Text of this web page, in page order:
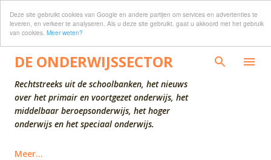
Deze site gebruikt cookies van Google en andere partijen om services en advertenties te
leveren, en verkeer te analyseren. Als u deze site gebruikt, gaat u akkoord met het gebruik
van cookies. Meer weten?
Doorgaan naar hoofdcontent
DE ONDERWIJSSECTOR
Rechtstreeks uit de schoolbanken, het nieuws
over het primair en voortgezet onderwijs, het
middelbaar beroepsonderwijs, het hoger
onderwijs en het speciaal onderwijs.
Meer…